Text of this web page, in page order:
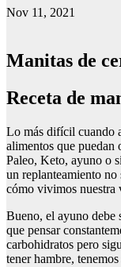
Nov 11, 2021
Manitas de
Receta de
Lo más difícil cuando
alimentos que puedan
Paleo, Keto, ayuno o
un replanteamiento
cómo vivimos nuestra
Bueno, el ayuno debe
que pensar
carbohidratos pero
tener hambre,